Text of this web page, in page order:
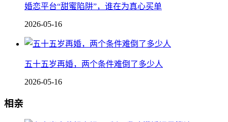
婚恋平台“甜蜜陷阱”，谁在为真心买单
2026-05-16
五十五岁再婚，两个条件难倒了多少人
2026-05-16
相亲